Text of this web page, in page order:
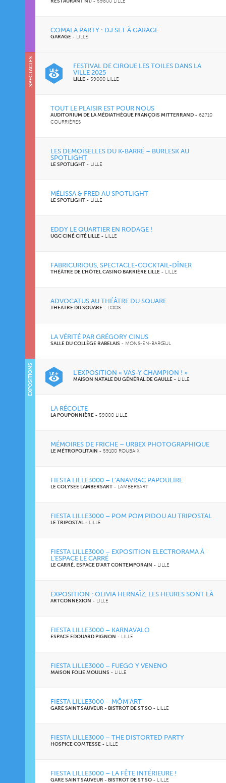
COMALA PARTY : DJ SET À GARAGE
GARAGE - LILLE
FESTIVAL DE CIRQUE LES TOILES DANS LA
VILLE 2025
LILLE - 59000 LILLE
TOUT LE PLAISIR EST POUR NOUS
AUDITORIUM DE LA MÉDIATHÈQUE FRANÇOIS MITTERRAND - 62710
COURRIÈRES
LES DEMOISELLES DU K-BARRÉ – BURLESK AU
SPOTLIGHT
LE SPOTLIGHT - LILLE
MÉLISSA & FRED AU SPOTLIGHT
LE SPOTLIGHT - LILLE
EDDY LE QUARTIER EN RODAGE !
UGC CINÉ CITÉ LILLE - LILLE
FABRICURIOUS, SPECTACLE-COCKTAIL-DÎNER
THÉÂTRE DE L'HÔTEL CASINO BARRIÈRE LILLE - LILLE
ADVOCATUS AU THÉÂTRE DU SQUARE
THÉÂTRE DU SQUARE - LOOS
LA VÉRITÉ PAR GRÉGORY CINUS
SALLE DU COLLÈGE RABELAIS - MONS-EN-BARŒUL
SPECTACLES
L’EXPOSITION « VAS-Y CHAMPION ! »
MAISON NATALE DU GÉNÉRAL DE GAULLE - LILLE
LA RÉCOLTE
LA POUPONNIÈRE - 59000 LILLE
MÉMOIRES DE FRICHE – URBEX PHOTOGRAPHIQUE
LE MÉTROPOLITAIN - 59100 ROUBAIX
FIESTA LILLE3000 – L’ANAVRAC PAPOULIRE
LE COLYSÉE LAMBERSART - LAMBERSART
FIESTA LILLE3000 – POM POM PIDOU AU TRIPOSTAL
LE TRIPOSTAL- LILLE
FIESTA LILLE3000 – EXPOSITION ELECTRORAMA À
L’ESPACE LE CARRÉ
LE CARRÉ, ESPACE D'ART CONTEMPORAIN - LILLE
EXPOSITION : OLIVIA HERNAÏZ, LES HEURES SONT LÀ
ARTCONNEXION - LILLE
FIESTA LILLE3000 – KARNAVALO
ESPACE EDOUARD PIGNON - LILLE
FIESTA LILLE3000 – FUEGO Y VENENO
MAISON FOLIE MOULINS - LILLE
FIESTA LILLE3000 – MÔM’ART
GARE SAINT SAUVEUR - BISTROT DE ST SO - LILLE
FIESTA LILLE3000 – THE DISTORTED PARTY
HOSPICE COMTESSE - LILLE
FIESTA LILLE3000 – LA FÊTE INTÉRIEURE !
GARE SAINT SAUVEUR - BISTROT DE ST SO - LILLE
EXPOSITIONS